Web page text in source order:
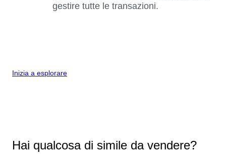
gestire tutte le transazioni.
Inizia a esplorare
Hai qualcosa di simile da vendere?